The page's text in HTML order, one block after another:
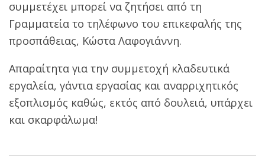
συμμετέχει μπορεί να ζητήσει από τη
Γραμματεία το τηλέφωνο του επικεφαλής της
προσπάθειας, Κώστα Λαφογιάννη.
Απαραίτητα για την συμμετοχή κλαδευτικά
εργαλεία, γάντια εργασίας και αναρριχητικός
εξοπλισμός καθώς, εκτός από δουλειά, υπάρχει
και σκαρφάλωμα!